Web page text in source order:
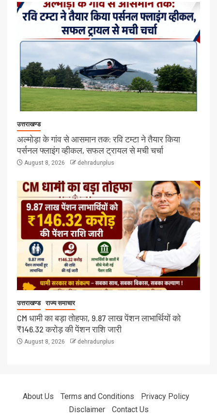
उत्तराखण्ड
अल्मोड़ा के गांव से आसमान तक: रवि टम्टा ने तैयार किया
पर्सनल फ्लाइंग व्हीकल, सफल ट्रायल से मची चर्चा
August 8, 2026 dehradunplus
उत्तराखण्ड राज्य समाचार
CM धामी का बड़ा तोहफा, 9.87 लाख पेंशन लाभार्थियों को
₹146.32 करोड़ की पेंशन राशि जारी
August 8, 2026 dehradunplus
About Us Terms and Conditions
Privacy Policy
Disclaimer
Contact Us